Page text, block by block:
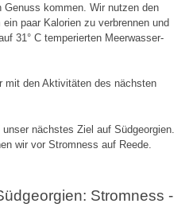
kommen. Wir nutzen den
paar Kalorien zu verbrennen und
31° C temperierten Meerwasser-
mit den Aktivitäten des nächsten
nächstes Ziel auf Südgeorgien.
wir vor Stromness auf Reede.
Stromness -